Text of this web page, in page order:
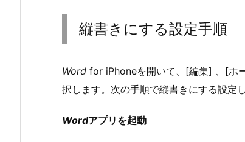
縦書きにする設定手順
Word for iPhoneを開いて、[編集] 、[ホ
択します。次の手順で縦書きにする設定し
Wordアプリを起動